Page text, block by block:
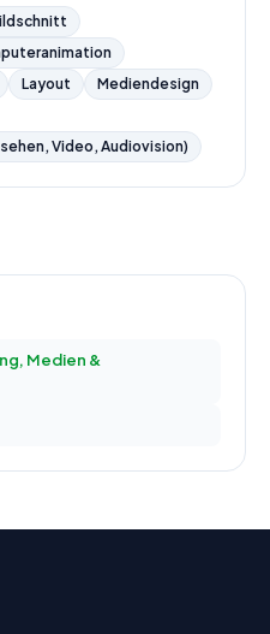
Layout
Mediendesign
Video, Audiovision)
Medien &